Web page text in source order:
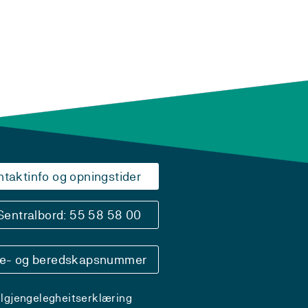
og opningstider
55 58 58 00
og beredskapsnummer